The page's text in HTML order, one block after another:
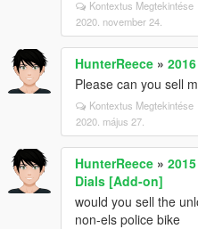
Kontextus Megtekintése
2020. november 24.
HunterReece »
Please can you sell
Kontextus Megtekintése
2020. május 27.
HunterReece »
Dials [Add-on]
would you sell the
non-els police bike